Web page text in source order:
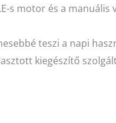
s motor és a manuális
teszi a napi
kiegészítő